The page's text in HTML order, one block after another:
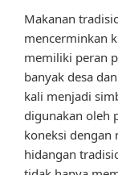
Makanan
mencerminkan
memiliki peran
banyak desa
kali menjadi
digunakan oleh
koneksi dengan
hidangan